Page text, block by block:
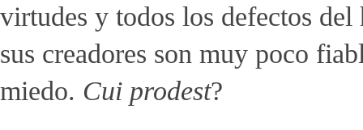
virtudes y todos los defectos
sus creadores son muy poco
miedo. Cui prodest?